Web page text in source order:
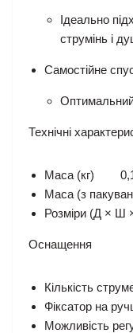
Ідеально
струмінь і
Cамостійне
Технічні
Маса (кг)
Маса (з
Розміри (Д × Ш
Оснащення
Кількість
Фіксатор на
Можливість